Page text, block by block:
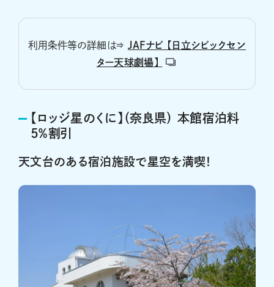
利用条件等の詳細は⇒ JAFナビ 【日立シビックセン
ター天球劇場】
【ロッジ星のくに】（奈良県） 本館宿泊料
5％割引
天文台のある宿泊施設で星空を満喫！